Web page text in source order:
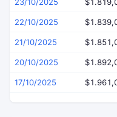
22/10/2025
21/10/2025
20/10/2025
17/10/2025